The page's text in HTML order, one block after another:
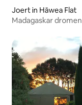
Joert in Hāwea Flat
Madagaskar dromen